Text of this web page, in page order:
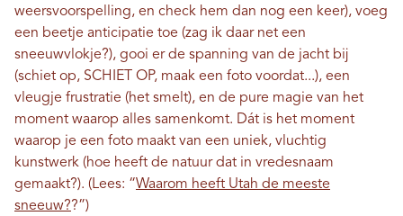
weersvoorspelling, en check hem dan nog een keer), voeg
een beetje anticipatie toe (zag ik daar net een
sneeuwvlokje?), gooi er de spanning van de jacht bij
(schiet op, SCHIET OP, maak een foto voordat...), een
vleugje frustratie (het smelt), en de pure magie van het
moment waarop alles samenkomt. Dát is het moment
waarop je een foto maakt van een uniek, vluchtig
kunstwerk (hoe heeft de natuur dat in vredesnaam
gemaakt?). (Lees: “Waarom heeft Utah de meeste
sneeuw??”)